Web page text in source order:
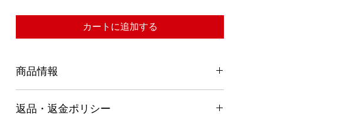
カートに追加する
商品情報
明に加え、商品の特徴やおすすめのポイントなどを説明
返品・返金ポリシー